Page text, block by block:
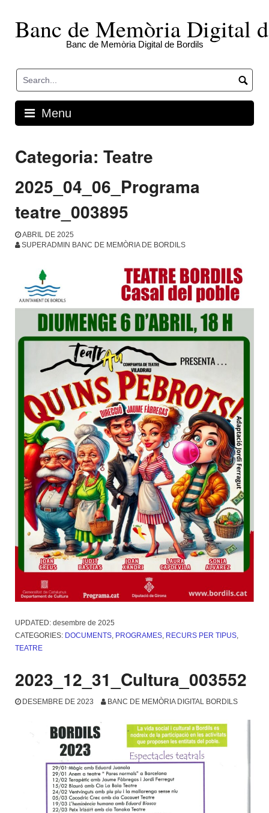
contentBanc de Memòria Digital
Banc de Memòria Digital de Bordils
Menu
Categoria: Teatre
2025_04_06_Programa
teatre_003895
ABRIL DE 2025
SUPERADMIN BANC DE MEMÒRIA DE BORDILS
UPDATED: desembre de 2025
CATEGORIES: DOCUMENTS PROGRAMES RECURS PER TIPUS
TEATRE
2023_12_31_Cultura_003552
DESEMBRE DE 2023 BANC DE MEMÒRIA DIGITAL BORDILS